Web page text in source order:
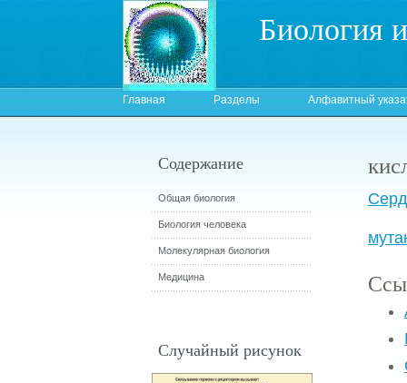
Биология
Главная Разделы Алфавитный
Содержание
Общая биология
Биология человека
Молекулярная биология
Медицина
Случайный рисунок